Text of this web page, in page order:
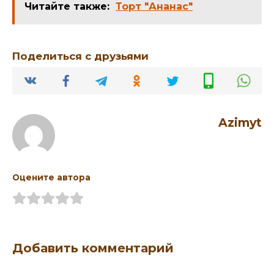
Читайте также: Торт "Ананас"
Поделиться с друзьями
Azimyt
Оцените автора
Добавить комментарий